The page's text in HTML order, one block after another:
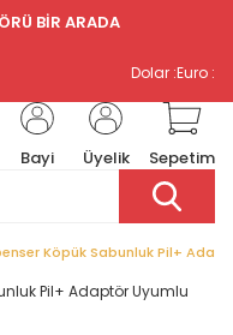
BİR ARADA
Dolar :Euro :
Bayi Üyelik Sepetim
Köpük Sabunluk Pil+